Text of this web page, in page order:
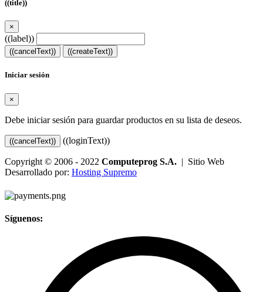
((title))
×
((label))
((cancelText)) ((createText))
Iniciar sesión
×
Debe iniciar sesión para guardar productos en su lista de deseos.
((cancelText)) ((loginText))
Copyright © 2006 - 2022 Computeprog S.A. | Sitio Web
Desarrollado por: Hosting Supremo
Síguenos: